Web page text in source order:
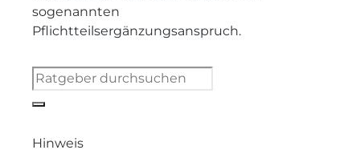
sogenannten
Pflichtteilsergänzungsanspruch.
Hinweis